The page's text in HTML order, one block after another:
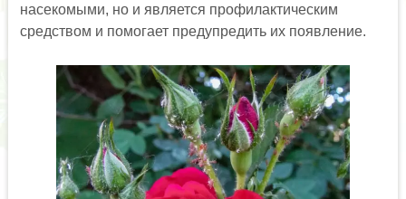
насекомыми, но и является профилактическим
средством и помогает предупредить их появление.